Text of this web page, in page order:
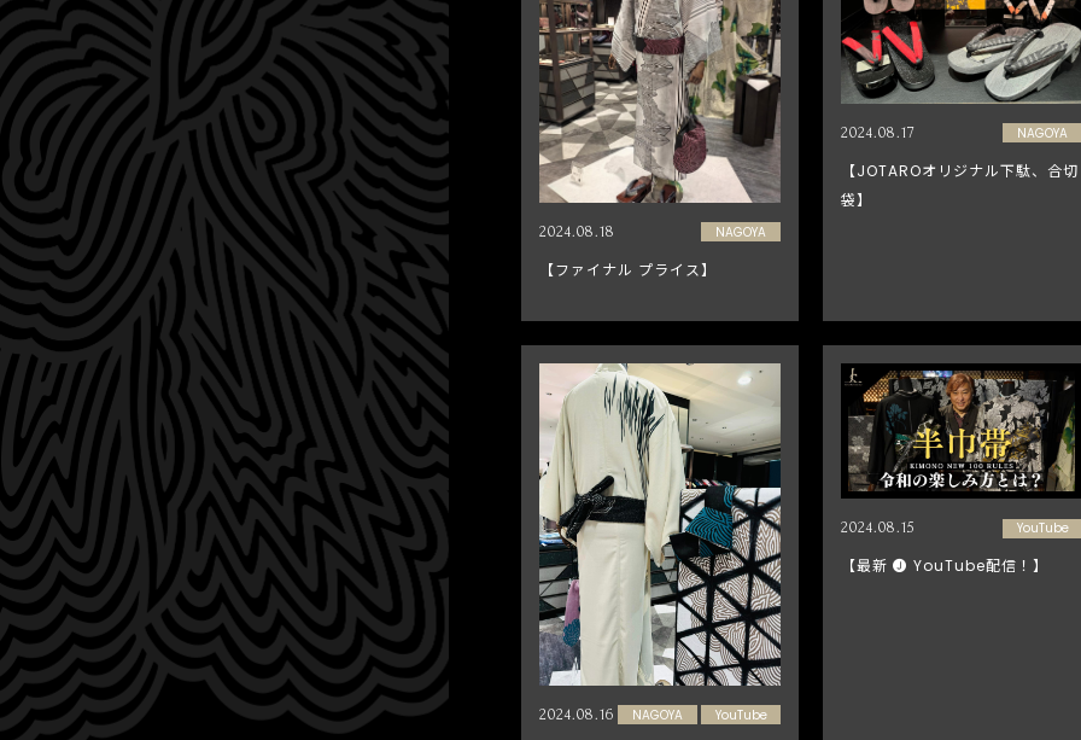
2024.08.18 NAGOYA
【ファイナル プライス】
2024.08.17 NAGOYA
【JOTAROオリジナル下駄、合切
袋】
2024.08.16 NAGOYA YouTube
2024.08.15 YouTube
【最新 🅙 YouTube配信！】